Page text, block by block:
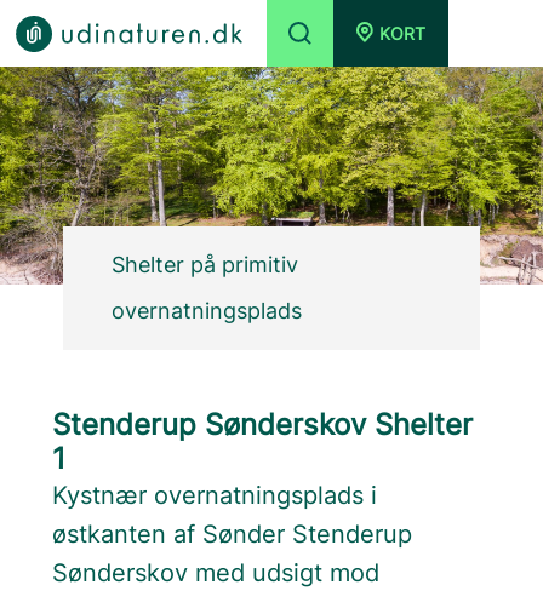
KORT
Shelter på primitiv
overnatningsplads
Stenderup Sønderskov Shelter
1
Kystnær overnatningsplads i
østkanten af Sønder Stenderup
Sønderskov med udsigt mod